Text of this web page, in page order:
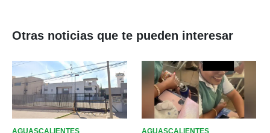
Otras noticias que te pueden interesar
AGUASCALIENTES AGUASCALIENTES